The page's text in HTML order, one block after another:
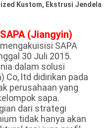
Kustom, Ekstrusi Jendela
(Jiangyin)
SAPA
30 Juli 2015.
dalam solusi
Co, ltd didirikan pada
perusahaan yang
sapa.
dari strategi
tidak hanya akan